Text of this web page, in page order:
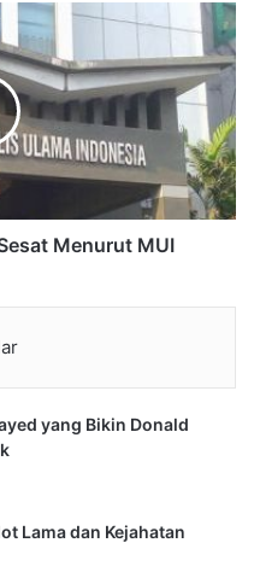
Menurut MUI
yang Bikin Donald
Lama dan Kejahatan